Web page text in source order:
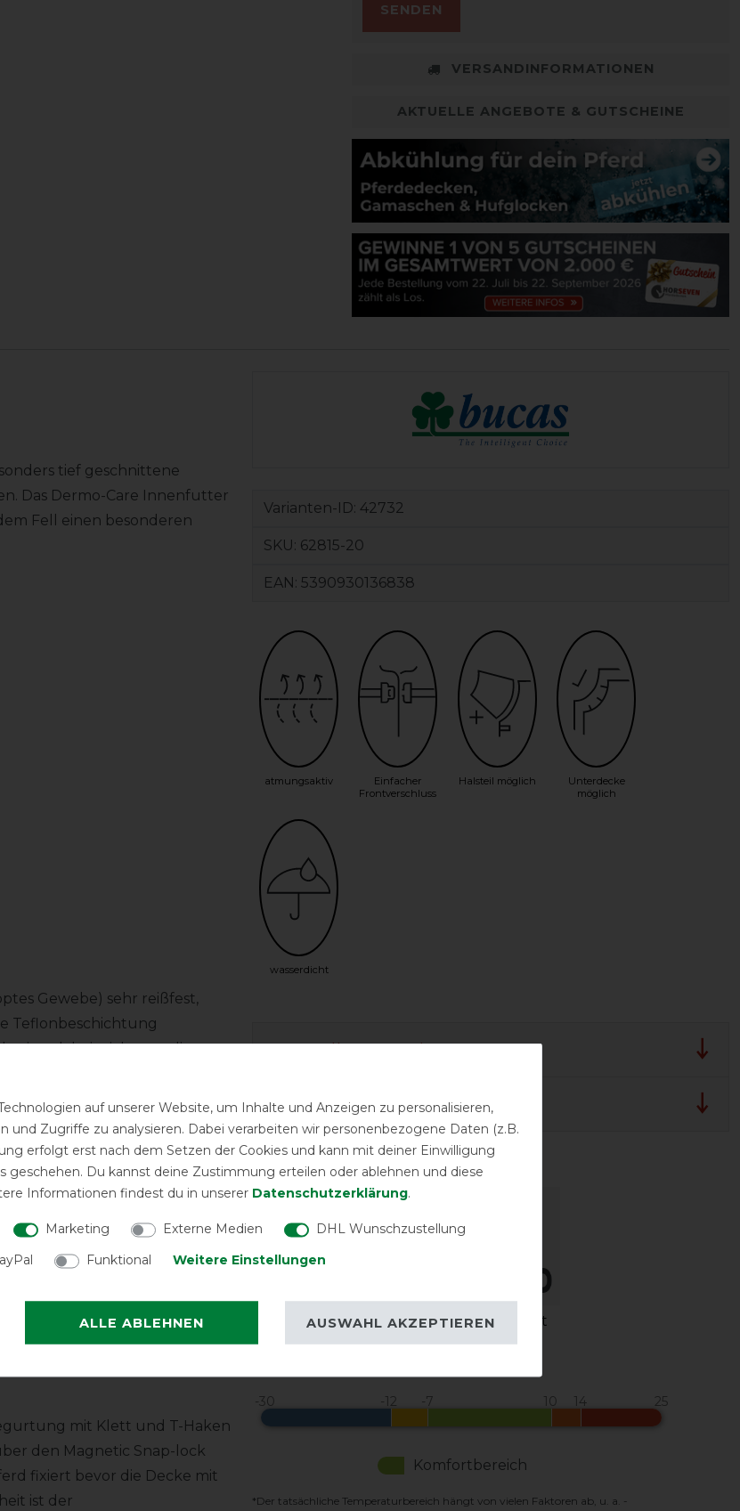
SENDEN
VERSANDINFORMATIONEN
AKTUELLE ANGEBOTE & GUTSCHEINE
tief geschnittene
Das Dermo-Care Innenfutter
Fell einen besonderen
Gewebe) sehr reißfest,
Teflonbeschichtung
dabei nicht nur die
trocken zu halten, sondern
Auch nach
hält auch in der kalten
Schutz an den Beinen. Der
Die Seitenteile im
dort sicher mit drei Gurten
sehr bequem
Rund-um-Schutz bei
mit Klett und T-Haken
den Magnetic Snap-lock
fixiert bevor die Decke mit
ist der
Varianten-ID: 42732
SKU: 62815-20
EAN: 5390930136838
atmungsaktiv
Einfacher
Frontverschluss
Halsteil möglich
Unterdecke
möglich
wasserdicht
Herstellergarantie
Wasch- und Pflegehinweis
Qualitätsstufen
Reißfestigkeit Wasserdichtigkeit
Komfortbereich
*Der tatsächliche Temperaturbereich hängt von vielen Faktoren ab, u. a. -
auf unserer Website, um Inhalte und Anzeigen zu personalisieren,
und Zugriffe zu analysieren. Dabei verarbeiten wir personenbezogene Daten (z.B.
erfolgt erst nach dem Setzen der Cookies und kann mit deiner Einwilligung
geschehen. Du kannst deine Zustimmung erteilen oder ablehnen und diese
Informationen findest du in unserer Daten­schutz­erklärung.
Marketing Externe Medien
DHL Wunschzustellung
Funktional Weitere Einstellungen
ALLE ABLEHNEN AUSWAHL AKZEPTIEREN